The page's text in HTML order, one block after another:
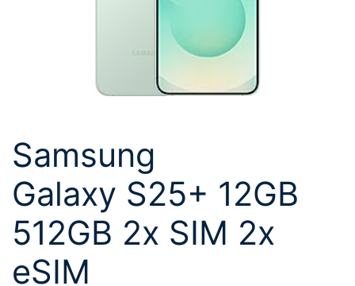
Samsung
Galaxy S25+ 12GB
512GB 2x SIM 2x
eSIM